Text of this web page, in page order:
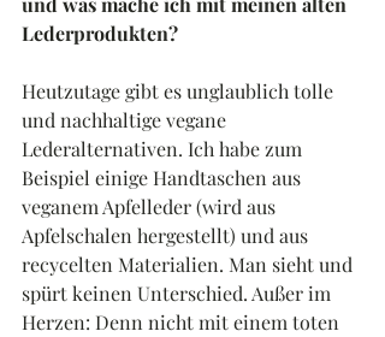
Lederprodukten?
Heutzutage gibt es unglaublich tolle
und nachhaltige vegane
Lederalternativen. Ich habe zum
Beispiel einige Handtaschen aus
veganem Apfelleder (wird aus
Apfelschalen hergestellt) und aus
recycelten Materialien. Man sieht und
spürt keinen Unterschied. Außer im
Herzen: Denn nicht mit einem toten